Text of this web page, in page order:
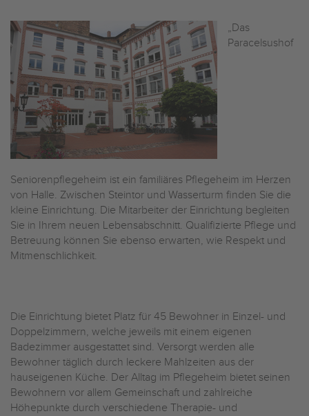
„Das
Paracelsushof
Seniorenpflegeheim ist ein familiäres Pflegeheim im Herzen
von Halle. Zwischen Steintor und Wasserturm finden Sie die
kleine Einrichtung. Die Mitarbeiter der Einrichtung begleiten
Sie in Ihrem neuen Lebensabschnitt. Qualifizierte Pflege und
Betreuung können Sie ebenso erwarten, wie Respekt und
Mitmenschlichkeit.
Die Einrichtung bietet Platz für 45 Bewohner in Einzel- und
Doppelzimmern, welche jeweils mit einem eigenen
Badezimmer ausgestattet sind. Versorgt werden alle
Bewohner täglich durch leckere Mahlzeiten aus der
hauseigenen Küche. Der Alltag im Pflegeheim bietet seinen
Bewohnern vor allem Gemeinschaft und zahlreiche
Höhepunkte durch verschiedene Therapie- und